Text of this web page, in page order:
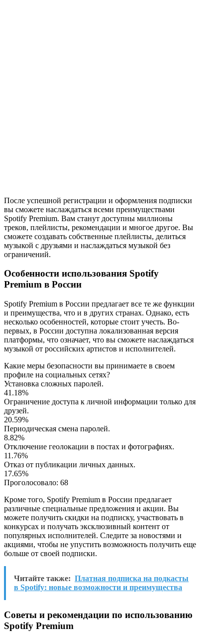
После успешной регистрации и оформления подписки
вы сможете наслаждаться всеми преимуществами
Spotify Premium. Вам станут доступны миллионы
треков, плейлисты, рекомендации и многое другое. Вы
сможете создавать собственные плейлисты, делиться
музыкой с друзьями и наслаждаться музыкой без
ограничений.
Особенности использования Spotify
Premium в России
Spotify Premium в России предлагает все те же функции
и преимущества, что и в других странах. Однако, есть
несколько особенностей, которые стоит учесть. Во-
первых, в России доступна локализованная версия
платформы, что означает, что вы сможете наслаждаться
музыкой от российских артистов и исполнителей.
Какие меры безопасности вы принимаете в своем
профиле на социальных сетях?
Установка сложных паролей.
41.18%
Ограничение доступа к личной информации только для
друзей.
20.59%
Периодическая смена паролей.
8.82%
Отключение геолокации в постах и фотографиях.
11.76%
Отказ от публикации личных данных.
17.65%
Проголосовало: 68
Кроме того, Spotify Premium в России предлагает
различные специальные предложения и акции. Вы
можете получить скидки на подписку, участвовать в
конкурсах и получать эксклюзивный контент от
популярных исполнителей. Следите за новостями и
акциями, чтобы не упустить возможность получить еще
больше от своей подписки.
Читайте также: Платная подписка на подкасты
в Spotify: новые возможности и преимущества
Советы и рекомендации по использованию
Spotify Premium